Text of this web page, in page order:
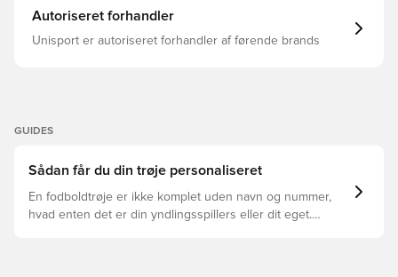
Autoriseret forhandler
Unisport er autoriseret forhandler af førende brands
GUIDES
Sådan får du din trøje personaliseret
En fodboldtrøje er ikke komplet uden navn og nummer,
hvad enten det er din yndlingsspillers eller dit eget.